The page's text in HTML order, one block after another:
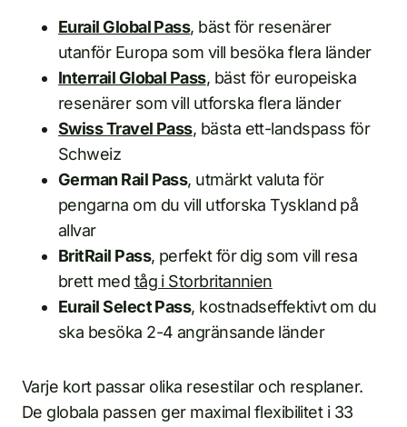
Eurail Global Pass, bäst för resenärer
utanför Europa som vill besöka flera länder
Interrail Global Pass, bäst för europeiska
resenärer som vill utforska flera länder
Swiss Travel Pass, bästa ett-landspass för
Schweiz
German Rail Pass, utmärkt valuta för
pengarna om du vill utforska Tyskland på
allvar
BritRail Pass, perfekt för dig som vill resa
brett med tåg i Storbritannien
Eurail Select Pass, kostnadseffektivt om du
ska besöka 2-4 angränsande länder
Varje kort passar olika resestilar och resplaner.
De globala passen ger maximal flexibilitet i 33